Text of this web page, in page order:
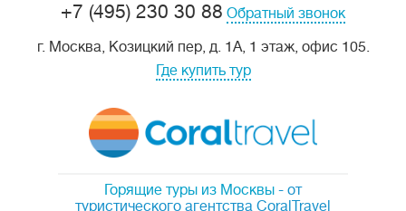
Горящие туры из Москвы - от
туристического агентства CoralTravel
+7 (495) 230 30 88 Обратный звонок
г. Москва, Козицкий пер, д. 1А, 1 этаж, офис 105.
Где купить тур